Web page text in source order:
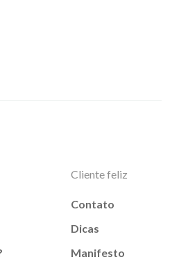
Cliente feliz
Contato
Dicas
Manifesto